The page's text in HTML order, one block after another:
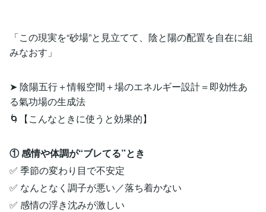
「この現実を“砂場”と見立てて、陰と陽の配置を自在に組
みなおす」
➤ 陰陽五行＋情報空間＋場のエネルギー設計＝即効性あ
る氣功場の生成法
🌀【こんなときに使うと効果的】
① 感情や体調が“ブレてる”とき
✅ 季節の変わり目で不安定
✅ なんとなく調子が悪い／落ち着かない
✅ 感情の浮き沈みが激しい